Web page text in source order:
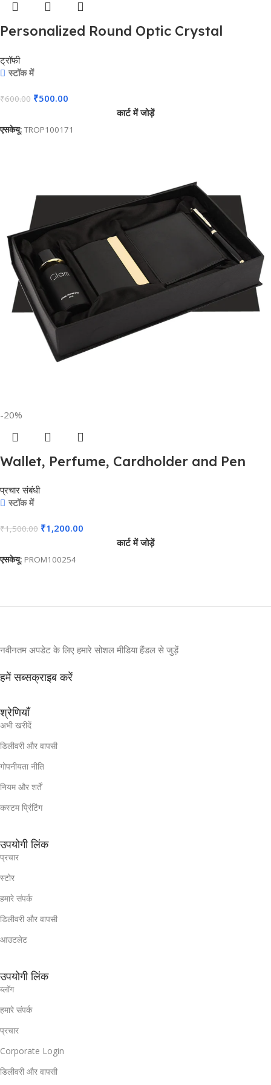
Personalized Round Optic Crystal
Corporate Gifting, Award Shows, Sports
BG-MA530
ट्रॉफी
स्टॉक में
₹600.00 ₹500.00
कार्ट में जोड़ें
एसकेयू: TROP100171
-20%
Wallet, Perfume, Cardholder and Pen
Joining Kit, Corporate, Client or Dealer
JKSR135
प्रचार संबंधी
स्टॉक में
₹1,500.00 ₹1,200.00
कार्ट में जोड़ें
एसकेयू: PROM100254
नवीनतम अपडेट के लिए हमारे सोशल मीडिया हैंडल से जुड़ें
हमें सब्सक्राइब करें
श्रेणियाँ
अभी खरीदें
डिलीवरी और वापसी
गोपनीयता नीति
नियम और शर्तें
कस्टम प्रिंटिंग
उपयोगी लिंक
प्रचार
स्टोर
हमारे संपर्क
डिलीवरी और वापसी
आउटलेट
उपयोगी लिंक
ब्लॉग
हमारे संपर्क
प्रचार
Corporate Login
डिलीवरी और वापसी